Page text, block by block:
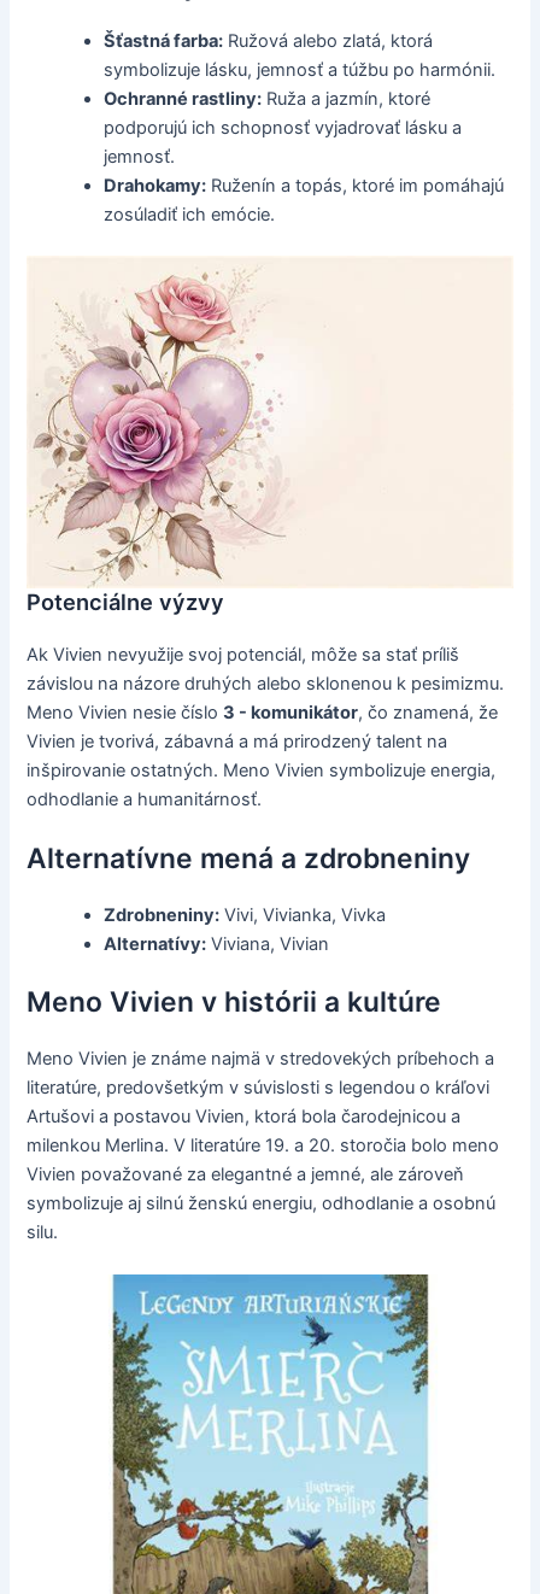
Šťastná farba: Ružová alebo zlatá, ktorá
symbolizuje lásku, jemnosť a túžbu po harmónii.
Ochranné rastliny: Ruža a jazmín, ktoré
podporujú ich schopnosť vyjadrovať lásku a
jemnosť.
Drahokamy: Ruženín a topás, ktoré im pomáhajú
zosúladiť ich emócie.
Potenciálne výzvy
Ak Vivien nevyužije svoj potenciál, môže sa stať príliš
závislou na názore druhých alebo sklonenou k pesimizmu.
Meno Vivien nesie číslo3 - komunikátor, čo znamená, že
Vivien je tvorivá, zábavná a má prirodzený talent na
inšpirovanie ostatných. Meno Vivien symbolizuje energia,
odhodlanie a humanitárnosť.
Alternatívne mená a zdrobneniny
Zdrobneniny: Vivi, Vivianka, Vivka
Alternatívy: Viviana, Vivian
Meno Vivien v histórii a kultúre
Meno Vivien je známe najmä v stredovekých príbehoch a
literatúre, predovšetkým v súvislosti s legendou o kráľovi
Artušovi a postavou Vivien, ktorá bola čarodejnicou a
milenkou Merlina. V literatúre 19. a 20. storočia bolo meno
Vivien považované za elegantné a jemné, ale zároveň
symbolizuje aj silnú ženskú energiu, odhodlanie a osobnú
silu.